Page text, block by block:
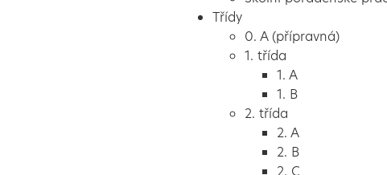
Třídy
0. A (přípravná)
1. třída
1. A
1. B
2. třída
2. A
2. B